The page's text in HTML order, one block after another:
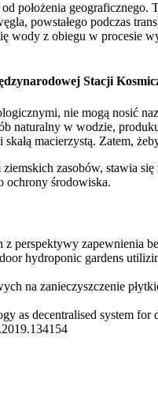
geograficznego.
powstałego podczas
z obiegu w procesie
Stacji
nie mogą nosić
w wodzie,
macierzystą. Zatem,
zasobów, stawia
ochrony środowiska.
perspektywy zapewnienia
hydroponic gardens
na zanieczyszczenie
decentralised system for